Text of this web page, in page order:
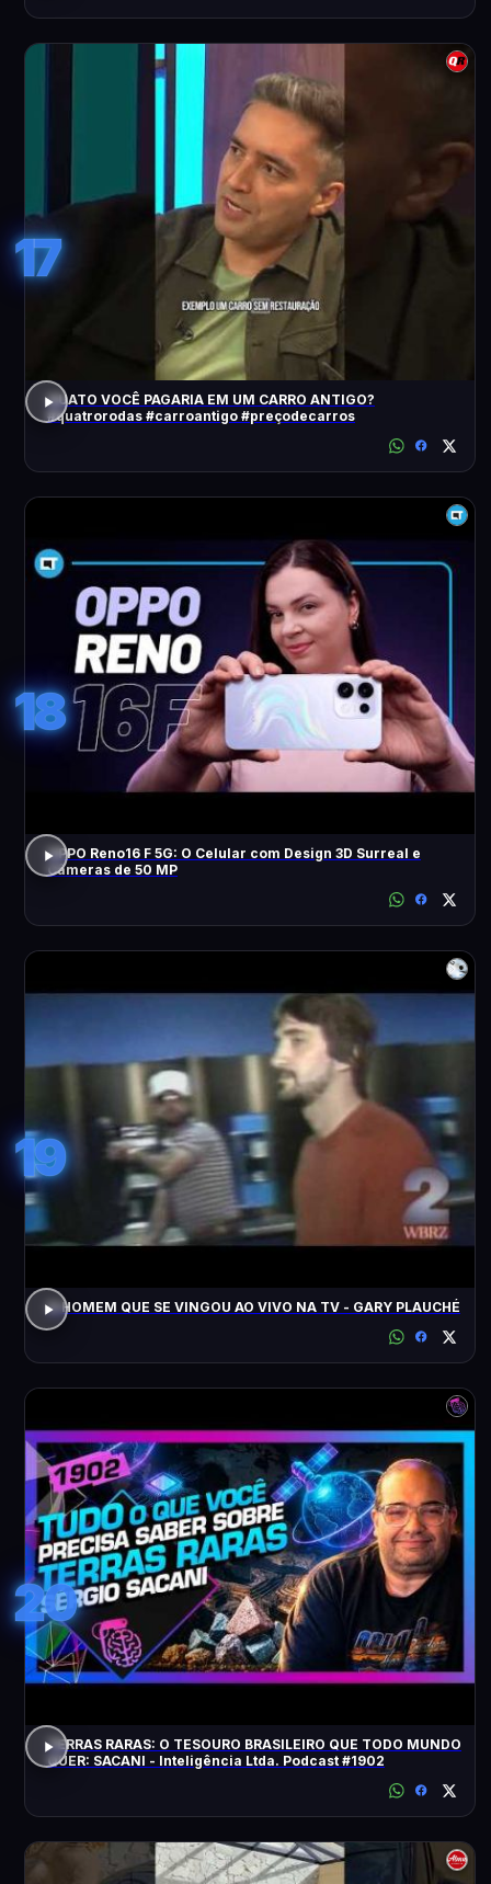
17
QUATO VOCÊ PAGARIA EM UM CARRO ANTIGO?
#quatrorodas #carroantigo #preçodecarros
18
OPPO Reno16 F 5G: O Celular com Design 3D Surreal e
Câmeras de 50 MP
19
O HOMEM QUE SE VINGOU AO VIVO NA TV - GARY PLAUCHÉ
20
TERRAS RARAS: O TESOURO BRASILEIRO QUE TODO MUNDO
QUER: SACANI - Inteligência Ltda. Podcast #1902